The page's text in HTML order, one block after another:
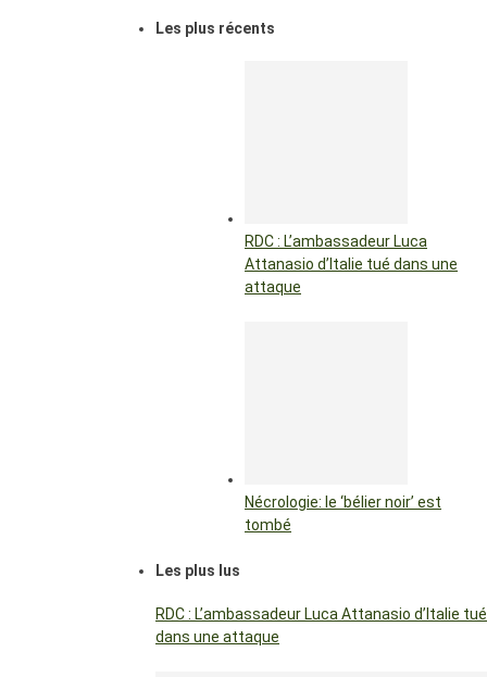
Les plus récents
RDC : L’ambassadeur Luca
Attanasio d’Italie tué dans une
attaque
Nécrologie: le ‘bélier noir’ est
tombé
Les plus lus
RDC : L’ambassadeur Luca Attanasio d’Italie tué
dans une attaque